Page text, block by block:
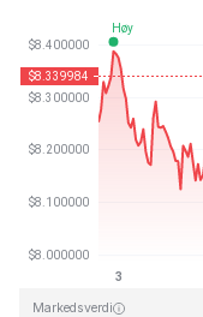
All Time High
Markedsverdi